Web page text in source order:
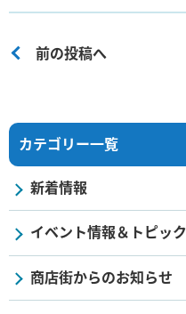
前の投稿へ
カテゴリー一覧
新着情報
イベント情報＆トピック
商店街からのお知らせ